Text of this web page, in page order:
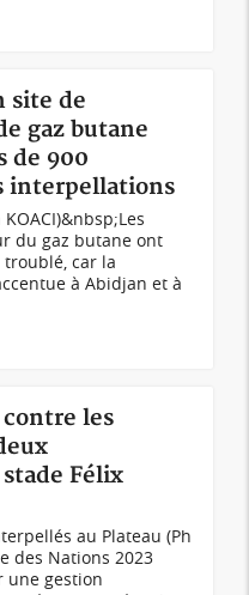
site de
gaz butane
de 900
interpellations
du gaz butane ont
car la
à Abidjan et à
les
Félix
au Plateau (Ph
des Nations 2023
une gestion